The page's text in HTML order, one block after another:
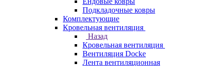
Подкладочные ковры
Комплектующие
Кровельная вентиляция
Назад
Кровельная вентиляция
Вентиляция Docke
Лента вентиляционная